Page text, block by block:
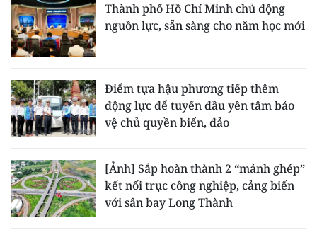
Thành phố Hồ Chí Minh chủ động
nguồn lực, sẵn sàng cho năm học mới
Điểm tựa hậu phương tiếp thêm
động lực để tuyến đầu yên tâm bảo
vệ chủ quyền biển, đảo
[Ảnh] Sắp hoàn thành 2 “mảnh ghép”
kết nối trục công nghiệp, cảng biển
với sân bay Long Thành